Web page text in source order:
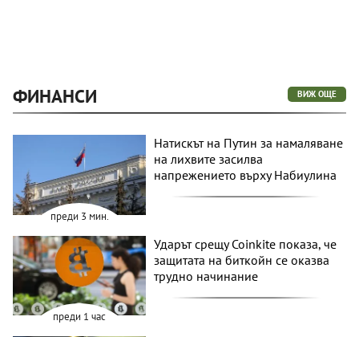
ФИНАНСИ ВИЖ ОЩЕ
преди 3 мин.
Натискът на Путин за намаляване
на лихвите засилва
напрежението върху Набиулина
преди 1 час
Ударът срещу Coinkite показа, че
защитата на биткойн се оказва
трудно начинание